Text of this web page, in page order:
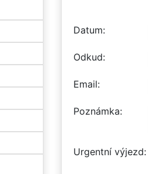
Datum
Odkud
Email
Poznámka
Urgentní výjezd